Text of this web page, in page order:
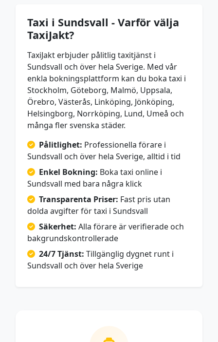
Taxi i Sundsvall - Varför välja
TaxiJakt?
TaxiJakt erbjuder pålitlig taxitjänst i
Sundsvall och över hela Sverige. Med vår
enkla bokningsplattform kan du boka taxi i
Stockholm, Göteborg, Malmö, Uppsala,
Örebro, Västerås, Linköping, Jönköping,
Helsingborg, Norrköping, Lund, Umeå och
många fler svenska städer.
Pålitlighet: Professionella förare i
Sundsvall och över hela Sverige, alltid i tid
Enkel Bokning: Boka taxi online i
Sundsvall med bara några klick
Transparenta Priser: Fast pris utan
dolda avgifter för taxi i Sundsvall
Säkerhet: Alla förare är verifierade och
bakgrundskontrollerade
24/7 Tjänst: Tillgänglig dygnet runt i
Sundsvall och över hela Sverige